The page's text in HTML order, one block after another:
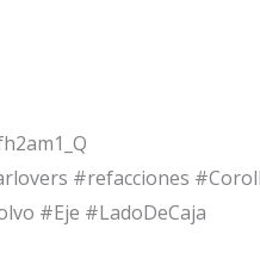
#refacciones
#Eje #LadoDeCaja